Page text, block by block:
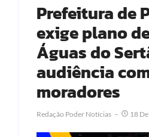
Prefeitura de
exige plano
Águas do
audiência
moradores⠀
Redação Poder Notícias 18